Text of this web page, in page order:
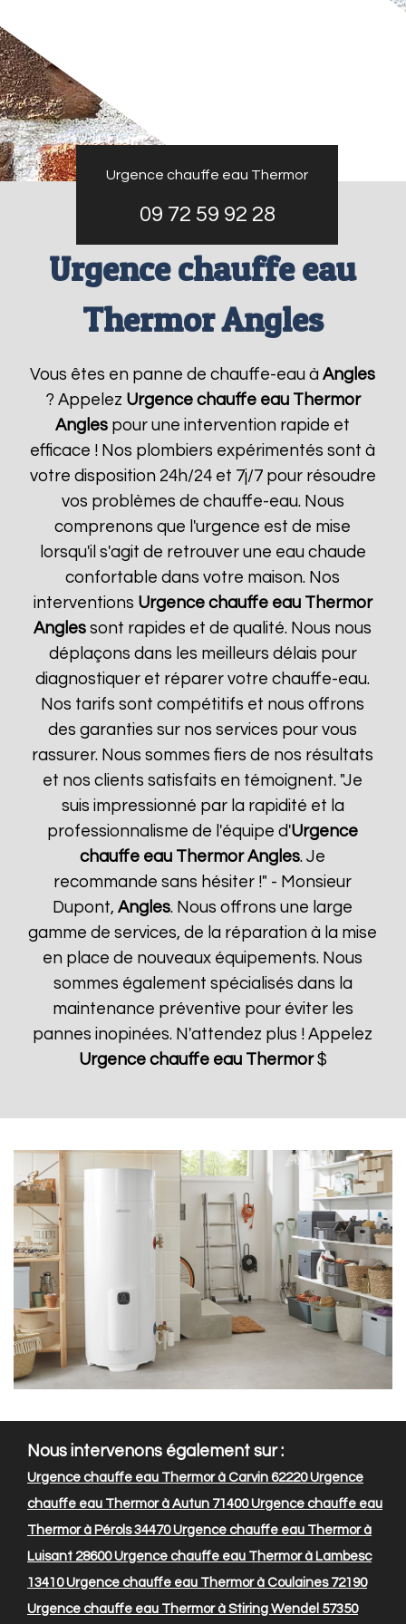
Urgence chauffe eau Thermor
09 72 59 92 28
Urgence chauffe eau
Thermor Angles
Vous êtes en panne de chauffe-eau àAngles
? Appelez Urgence chauffe eau Thermor
Angles pour une intervention rapide et
efficace ! Nos plombiers expérimentés sont à
votre disposition 24h/24 et 7j/7 pour résoudre
vos problèmes de chauffe-eau. Nous
comprenons que l'urgence est de mise
lorsqu'il s'agit de retrouver une eau chaude
confortable dans votre maison. Nos
interventions Urgence chauffe eau Thermor
Angles sont rapides et de qualité. Nous nous
déplaçons dans les meilleurs délais pour
diagnostiquer et réparer votre chauffe-eau.
Nos tarifs sont compétitifs et nous offrons
des garanties sur nos services pour vous
rassurer. Nous sommes fiers de nos résultats
et nos clients satisfaits en témoignent. "Je
suis impressionné par la rapidité et la
professionnalisme de l'équipe d'Urgence
chauffe eau Thermor Angles. Je
recommande sans hésiter !" - Monsieur
Dupont,Angles. Nous offrons une large
gamme de services, de la réparation à la mise
en place de nouveaux équipements. Nous
sommes également spécialisés dans la
maintenance préventive pour éviter les
pannes inopinées. N'attendez plus ! Appelez
Urgence chauffe eau Thermor$
Nous intervenons également sur :
Urgence chauffe eau Thermor à Carvin 62220Urgence
chauffe eau Thermor à Autun 71400Urgence chauffe eau
Thermor à Pérols 34470Urgence chauffe eau Thermor à
Luisant 28600Urgence chauffe eau Thermor à Lambesc
13410Urgence chauffe eau Thermor à Coulaines 72190
Urgence chauffe eau Thermor à Stiring Wendel 57350